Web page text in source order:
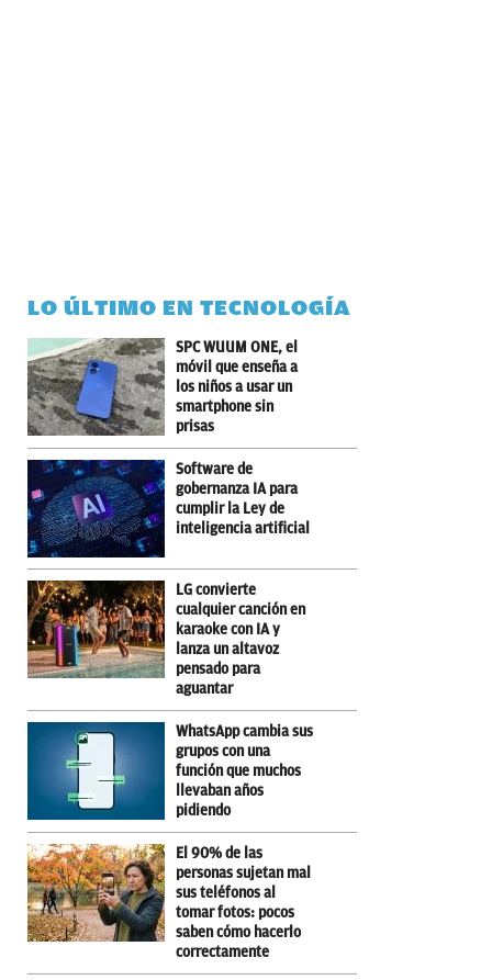
LO ÚLTIMO EN TECNOLOGÍA
SPC WUUM ONE, el
móvil que enseña a
los niños a usar un
smartphone sin
prisas
Software de
gobernanza IA para
cumplir la Ley de
inteligencia artificial
LG convierte
cualquier canción en
karaoke con IA y
lanza un altavoz
pensado para
aguantar
WhatsApp cambia sus
grupos con una
función que muchos
llevaban años
pidiendo
El 90% de las
personas sujetan mal
sus teléfonos al
tomar fotos: pocos
saben cómo hacerlo
correctamente